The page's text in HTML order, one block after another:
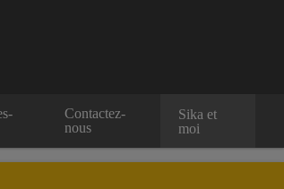
Contactez-
nous
Sika et
moi